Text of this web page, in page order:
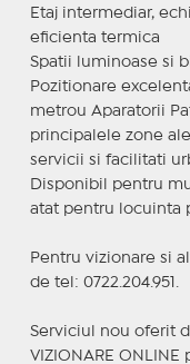
Etaj intermediar,
eficienta termica
Spatii luminoase si
Pozitionare
metrou Aparatorii
principalele zone
servicii si facilitati
Disponibil pentru
atat pentru locuinta
Pentru vizionare si
de tel: 0722.204.951.
Serviciul nou oferit
VIZIONARE